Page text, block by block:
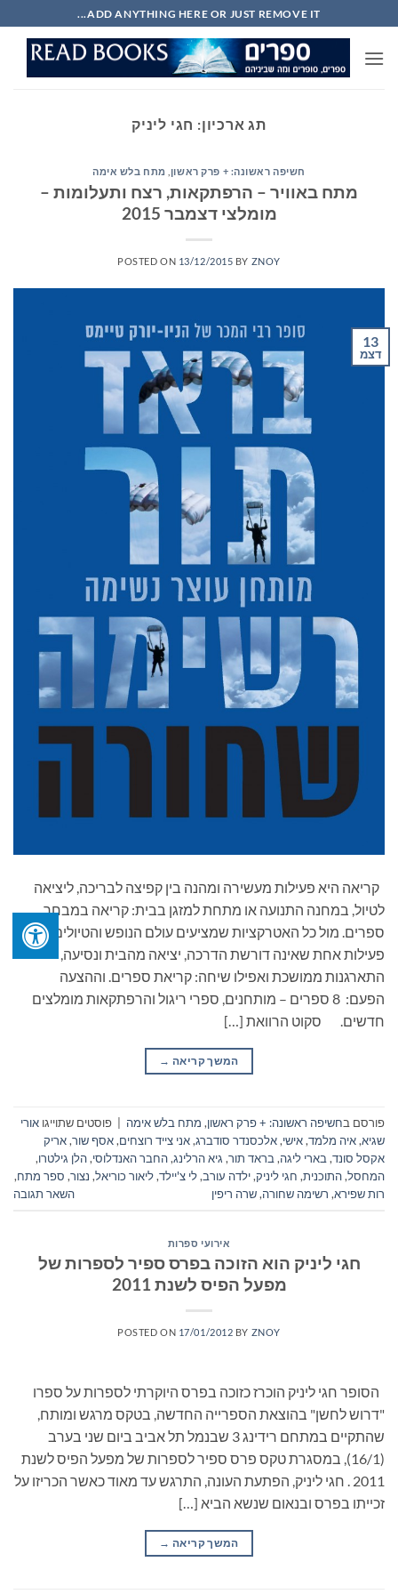
to
content
ADD ANYTHING HERE OR JUST REMOVE IT...
תג ארכיון: חגי ליניק
חשיפה ראשונה: + פרק ראשון מתח בלש אימה
מתח באוויר – הרפתקאות, רצח ותעלומות –
מומלצי דצמבר 2015
POSTED ON 13/12/2015 BY ZNOY
13
דצמ
קריאה היא פעילות מעשירה ומהנה בין קפיצה לבריכה, ליציאה
לטיול, במחנה התנועה או מתחת למזגן בבית: קריאה במבחר
ספרים. מול כל האטרקציות שמציעים עולם הנופש והטיולים, יש
פעילות אחת שאינה דורשת הדרכה, יציאה מהבית ונסיעה,
התארגנות ממושכת ואפילו שיחה: קריאת ספרים. וההצעה
הפעם: 8 ספרים – מותחנים, ספרי ריגול והרפתקאות מומלצים
חדשים. סקוט הרוואת […]
המשך קריאה →
פורסם בחשיפה ראשונה: + פרק ראשון, מתח בלש אימה פוסטים שתוייגו אורי
שגיא,איה מלמד,אישי,אלכסנדר סודברג,אני צייד רוצחים,אסף שור,אריק
אקסל סונד, בארי ליגה, בראד תור, גיא הרלינג,החבר האנדלוסי,הלן גילטרו,
המחסל,התוכנית, חגי ליניק,ילדה עורב,לי צ'יילד,ליאור כוריאל, נצור, ספר מתח,
רות שפירא, רשימה שחורה,שרה ריפין השאר תגובה
אירועי ספרות
חגי ליניק הוא הזוכה בפרס ספיר לספרות של
מפעל הפיס לשנת 2011
POSTED ON 17/01/2012 BY ZNOY
הסופר חגי ליניק הוכרז כזוכה בפרס היוקרתי לספרות על ספרו
"דרוש לחשן" בהוצאת הספרייה החדשה, בטקס מרגש ומותח,
שהתקיים במתחם רידינג 3 שבנמל תל אביב ביום שני בערב
(16/1), במסגרת טקס פרס ספיר לספרות של מפעל הפיס לשנת
2011 . חגי ליניק, הפתעת העונה, התרגש עד מאוד כאשר הכריזו על
זכייתו בפרס ובנאום שנשא הביא […]
המשך קריאה →